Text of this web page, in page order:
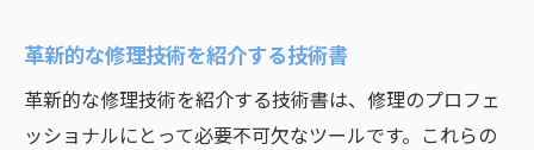
革新的な修理技術を紹介する技術書
革新的な修理技術を紹介する技術書は、修理のプロフェ
ッショナルにとって必要不可欠なツールです。これらの